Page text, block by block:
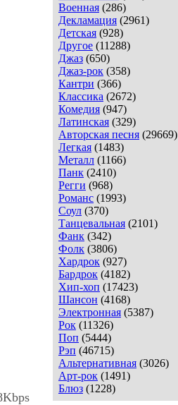
Военная (286)
Декламация (2961)
Детская (928)
Другое (11288)
Джаз (650)
Джаз-рок (358)
Кантри (366)
Классика (2672)
Комедия (947)
Латинская (329)
Авторская песня (29669)
Легкая (1483)
Металл (1166)
Панк (2410)
Регги (968)
Романс (1993)
Соул (370)
Танцевальная (2101)
Фанк (342)
Фолк (3806)
Хардрок (927)
Бардрок (4182)
Хип-хоп (17423)
Шансон (4168)
Электронная (5387)
Рок (11326)
Поп (5444)
Рэп (46715)
Альтернативная (3026)
Арт-рок (1491)
Блюз (1228)